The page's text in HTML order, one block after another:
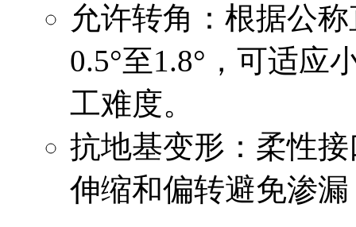
允许转角：根据公
0.5°至1.8°，可适应
工难度。
抗地基变形：柔性
伸缩和偏转避免渗